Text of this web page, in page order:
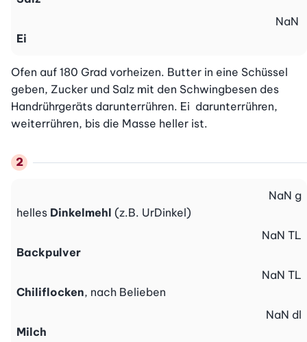
Ei
NaN
Ofen auf 180 Grad vorheizen. Butter in eine Schüssel
geben, Zucker und Salz mit den Schwingbesen des
Handrührgeräts darunterrühren. Ei  darunterrühren,
weiterrühren, bis die Masse heller ist.
helles Dinkelmehl (z.B. UrDinkel)
NaN g
Backpulver
NaN TL
Chiliflocken, nach Belieben
NaN TL
Milch
NaN dl